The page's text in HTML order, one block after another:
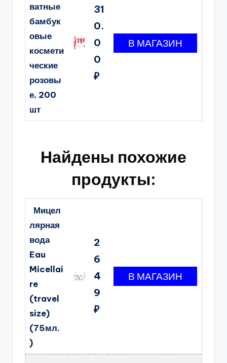
ватные
бамбук
овые
космети
ческие
розовы
е, 200
шт
31
0.
0
0
₽
Найдены похожие
продукты:
Мицел
лярная
вода
Eau
Micellai
re
(travel
size)
(75мл.
)
2
6
4
9
₽